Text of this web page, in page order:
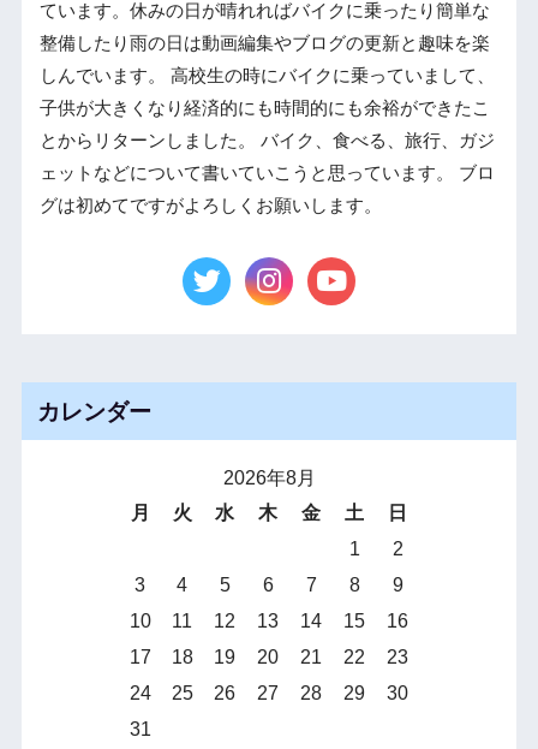
ています。休みの日が晴れればバイクに乗ったり簡単な
整備したり雨の日は動画編集やブログの更新と趣味を楽
しんでいます。 高校生の時にバイクに乗っていまして、
子供が大きくなり経済的にも時間的にも余裕ができたこ
とからリターンしました。 バイク、食べる、旅行、ガジ
ェットなどについて書いていこうと思っています。 ブロ
グは初めてですがよろしくお願いします。
カレンダー
2026年8月
月
火 水 木 金 土
日
1
2
3
4 5 6 7 8
9
10
11 12 13 14 15
16
17
18 19 20 21 22
23
24
25 26 27 28 29
30
31